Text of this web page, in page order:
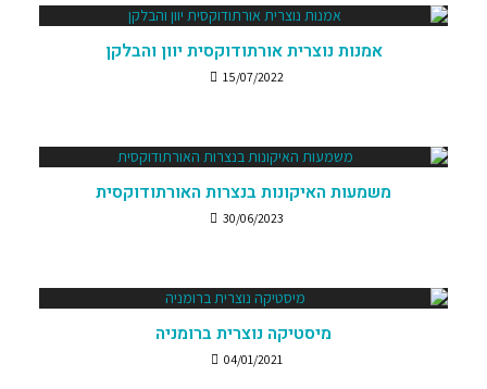
אמנות נוצרית אורתודוקסית יוון והבלקן
15/07/2022
משמעות האיקונות בנצרות האורתודוקסית
30/06/2023
מיסטיקה נוצרית ברומניה
04/01/2021